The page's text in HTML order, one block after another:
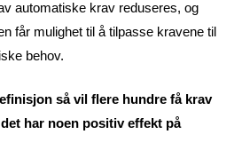
automatiske krav reduseres, og
får mulighet til å tilpasse kravene til
behov.
så vil flere hundre få krav
har noen positiv effekt på